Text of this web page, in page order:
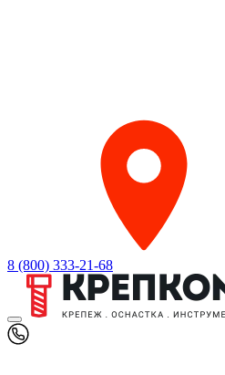
8 (800) 333-21-68